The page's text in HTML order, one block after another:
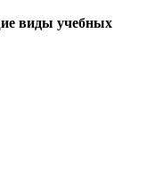
виды учебных